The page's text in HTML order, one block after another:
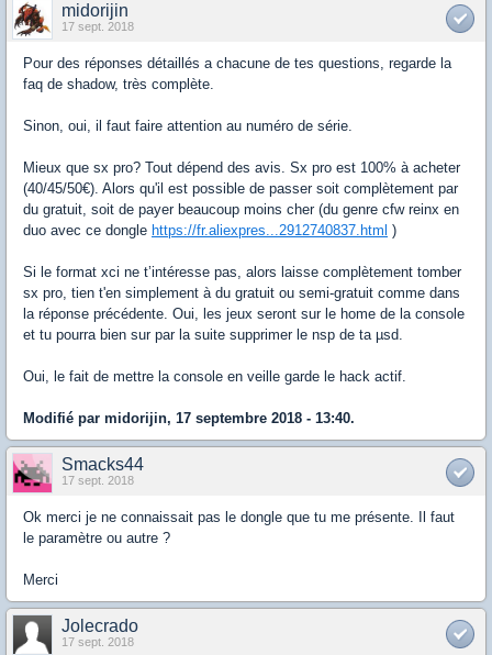
midorijin
17 sept. 2018
Pour des réponses détaillés a chacune de tes questions, regarde la
faq de shadow, très complète.
Sinon, oui, il faut faire attention au numéro de série.
Mieux que sx pro? Tout dépend des avis. Sx pro est 100% à acheter
(40/45/50€). Alors qu'il est possible de passer soit complètement par
du gratuit, soit de payer beaucoup moins cher (du genre cfw reinx en
duo avec ce dongle https://fr.aliexpres...2912740837.html )
Si le format xci ne t’intéresse pas, alors laisse complètement tomber
sx pro, tien t'en simplement à du gratuit ou semi-gratuit comme dans
la réponse précédente. Oui, les jeux seront sur le home de la console
et tu pourra bien sur par la suite supprimer le nsp de ta µsd.
Oui, le fait de mettre la console en veille garde le hack actif.
Modifié par midorijin, 17 septembre 2018 - 13:40.
Smacks44
17 sept. 2018
Ok merci je ne connaissait pas le dongle que tu me présente. Il faut
le paramètre ou autre ?
Merci
Jolecrado
17 sept. 2018